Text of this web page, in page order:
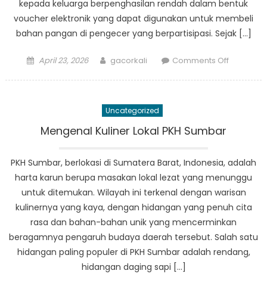
kepada keluarga berpenghasilan rendah dalam bentuk
voucher elektronik yang dapat digunakan untuk membeli
bahan pangan di pengecer yang berpartisipasi. Sejak […]
Posted
April 23, 2026 Author
gacorkali Comments Offon
Sumatera
Barat
Uncategorized
Mengenal Kuliner Lokal PKH Sumbar
PKH Sumbar, berlokasi di Sumatera Barat, Indonesia, adalah
harta karun berupa masakan lokal lezat yang menunggu
untuk ditemukan. Wilayah ini terkenal dengan warisan
kulinernya yang kaya, dengan hidangan yang penuh cita
rasa dan bahan-bahan unik yang mencerminkan
beragamnya pengaruh budaya daerah tersebut. Salah satu
hidangan paling populer di PKH Sumbar adalah rendang,
hidangan daging sapi […]